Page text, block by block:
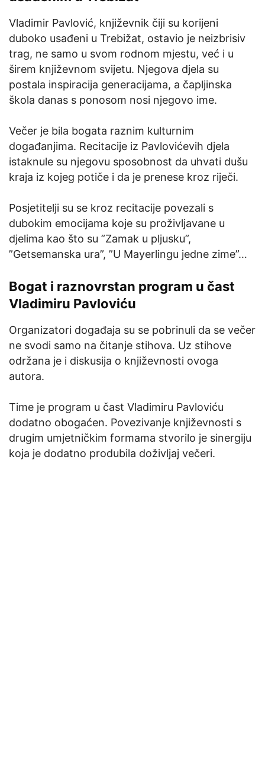
Vladimir Pavlović, književnik čiji su korijeni
duboko usađeni u Trebižat, ostavio je neizbrisiv
trag, ne samo u svom rodnom mjestu, već i u
širem književnom svijetu. Njegova djela su
postala inspiracija generacijama, a čapljinska
škola danas s ponosom nosi njegovo ime.
Večer je bila bogata raznim kulturnim
događanjima. Recitacije iz Pavlovićevih djela
istaknule su njegovu sposobnost da uhvati dušu
kraja iz kojeg potiče i da je prenese kroz riječi.
Posjetitelji su se kroz recitacije povezali s
dubokim emocijama koje su proživljavane u
djelima kao što su ”Zamak u pljusku”,
”Getsemanska ura”, ”U Mayerlingu jedne zime”…
Bogat i raznovrstan program u čast
Vladimiru Pavloviću
Organizatori događaja su se pobrinuli da se večer
ne svodi samo na čitanje stihova. Uz stihove
održana je i diskusija o književnosti ovoga
autora.
Time je program u čast Vladimiru Pavloviću
dodatno obogaćen. Povezivanje književnosti s
drugim umjetničkim formama stvorilo je sinergiju
koja je dodatno produbila doživljaj večeri.